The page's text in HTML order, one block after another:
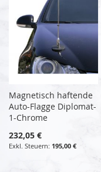
Magnetisch haftende
Auto-Flagge Diplomat-
1-Chrome
232,05 €
195,00 €